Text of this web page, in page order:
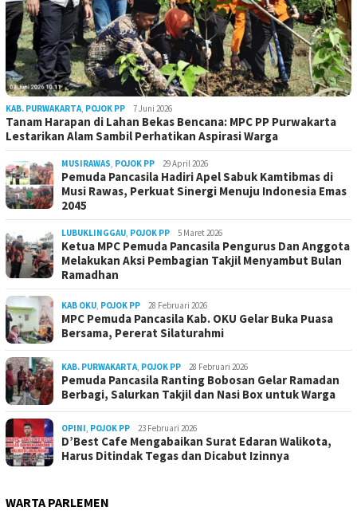
KAB. PURWAKARTA, POJOK PP 7 Juni 2026
Tanam Harapan di Lahan Bekas Bencana: MPC PP Purwakarta
Lestarikan Alam Sambil Perhatikan Aspirasi Warga
MUSIRAWAS, POJOK PP 29 April 2026
Pemuda Pancasila Hadiri Apel Sabuk Kamtibmas di
Musi Rawas, Perkuat Sinergi Menuju Indonesia Emas
2045
LUBUKLINGGAU, POJOK PP 5 Maret 2026
Ketua MPC Pemuda Pancasila Pengurus Dan Anggota
Melakukan Aksi Pembagian Takjil Menyambut Bulan
Ramadhan
KAB OKU, POJOK PP 28 Februari 2026
MPC Pemuda Pancasila Kab. OKU Gelar Buka Puasa
Bersama, Pererat Silaturahmi
KAB. PURWAKARTA, POJOK PP 28 Februari 2026
Pemuda Pancasila Ranting Bobosan Gelar Ramadan
Berbagi, Salurkan Takjil dan Nasi Box untuk Warga
OPINI, POJOK PP 23 Februari 2026
D’Best Cafe Mengabaikan Surat Edaran Walikota,
Harus Ditindak Tegas dan Dicabut Izinnya
WARTA PARLEMEN